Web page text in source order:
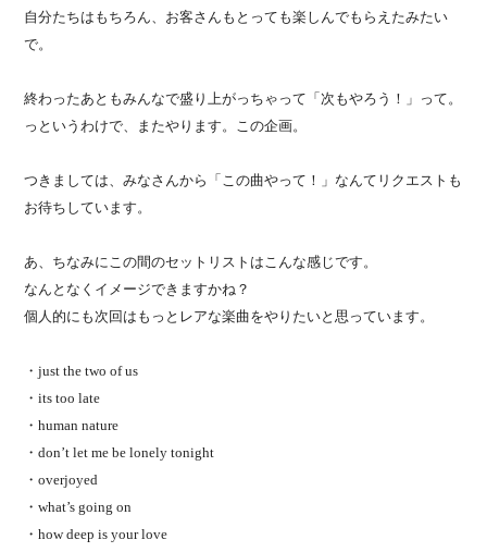
自分たちはもちろん、お客さんもとっても楽しんでもらえたみたい
で。
終わったあともみんなで盛り上がっちゃって「次もやろう！」って。
っというわけで、またやります。この企画。
つきましては、みなさんから「この曲やって！」なんてリクエストも
お待ちしています。
あ、ちなみにこの間のセットリストはこんな感じです。
なんとなくイメージできますかね？
個人的にも次回はもっとレアな楽曲をやりたいと思っています。
・just the two of us
・its too late
・human nature
・don’t let me be lonely tonight
・overjoyed
・what’s going on
・how deep is your love